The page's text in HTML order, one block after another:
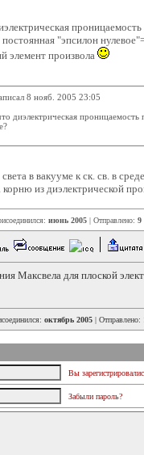
постоянная "эпсилон
элемент произвола
8 нояб. 2005 23:05
диэлектрическая
в вакууме к ск. св. в
из диэлектрической
июнь 2005 | Отправлено: 9
Максвела для плоской
октябрь 2005 | Отправлено:
Вы
Забыли пароль?